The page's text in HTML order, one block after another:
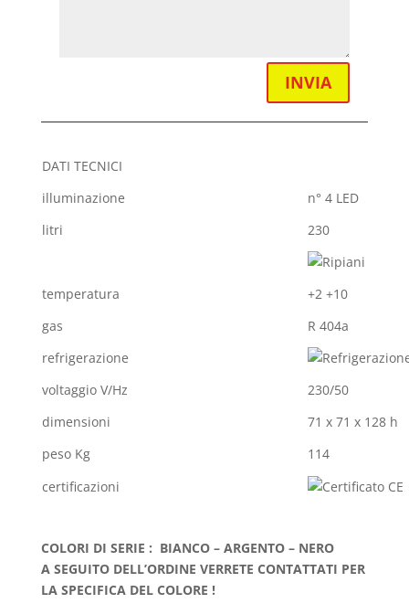
INVIA
DATI TECNICI
illuminazione
n° 4 LED
litri
230
temperatura
+2 +10
gas
R 404a
refrigerazione
voltaggio V/Hz
230/50
dimensioni
71 x 71 x 128 h
peso Kg
114
certificazioni
COLORI DI SERIE : BIANCO – ARGENTO – NERO
A SEGUITO DELL’ORDINE VERRETE CONTATTATI PER
LA SPECIFICA DEL COLORE !